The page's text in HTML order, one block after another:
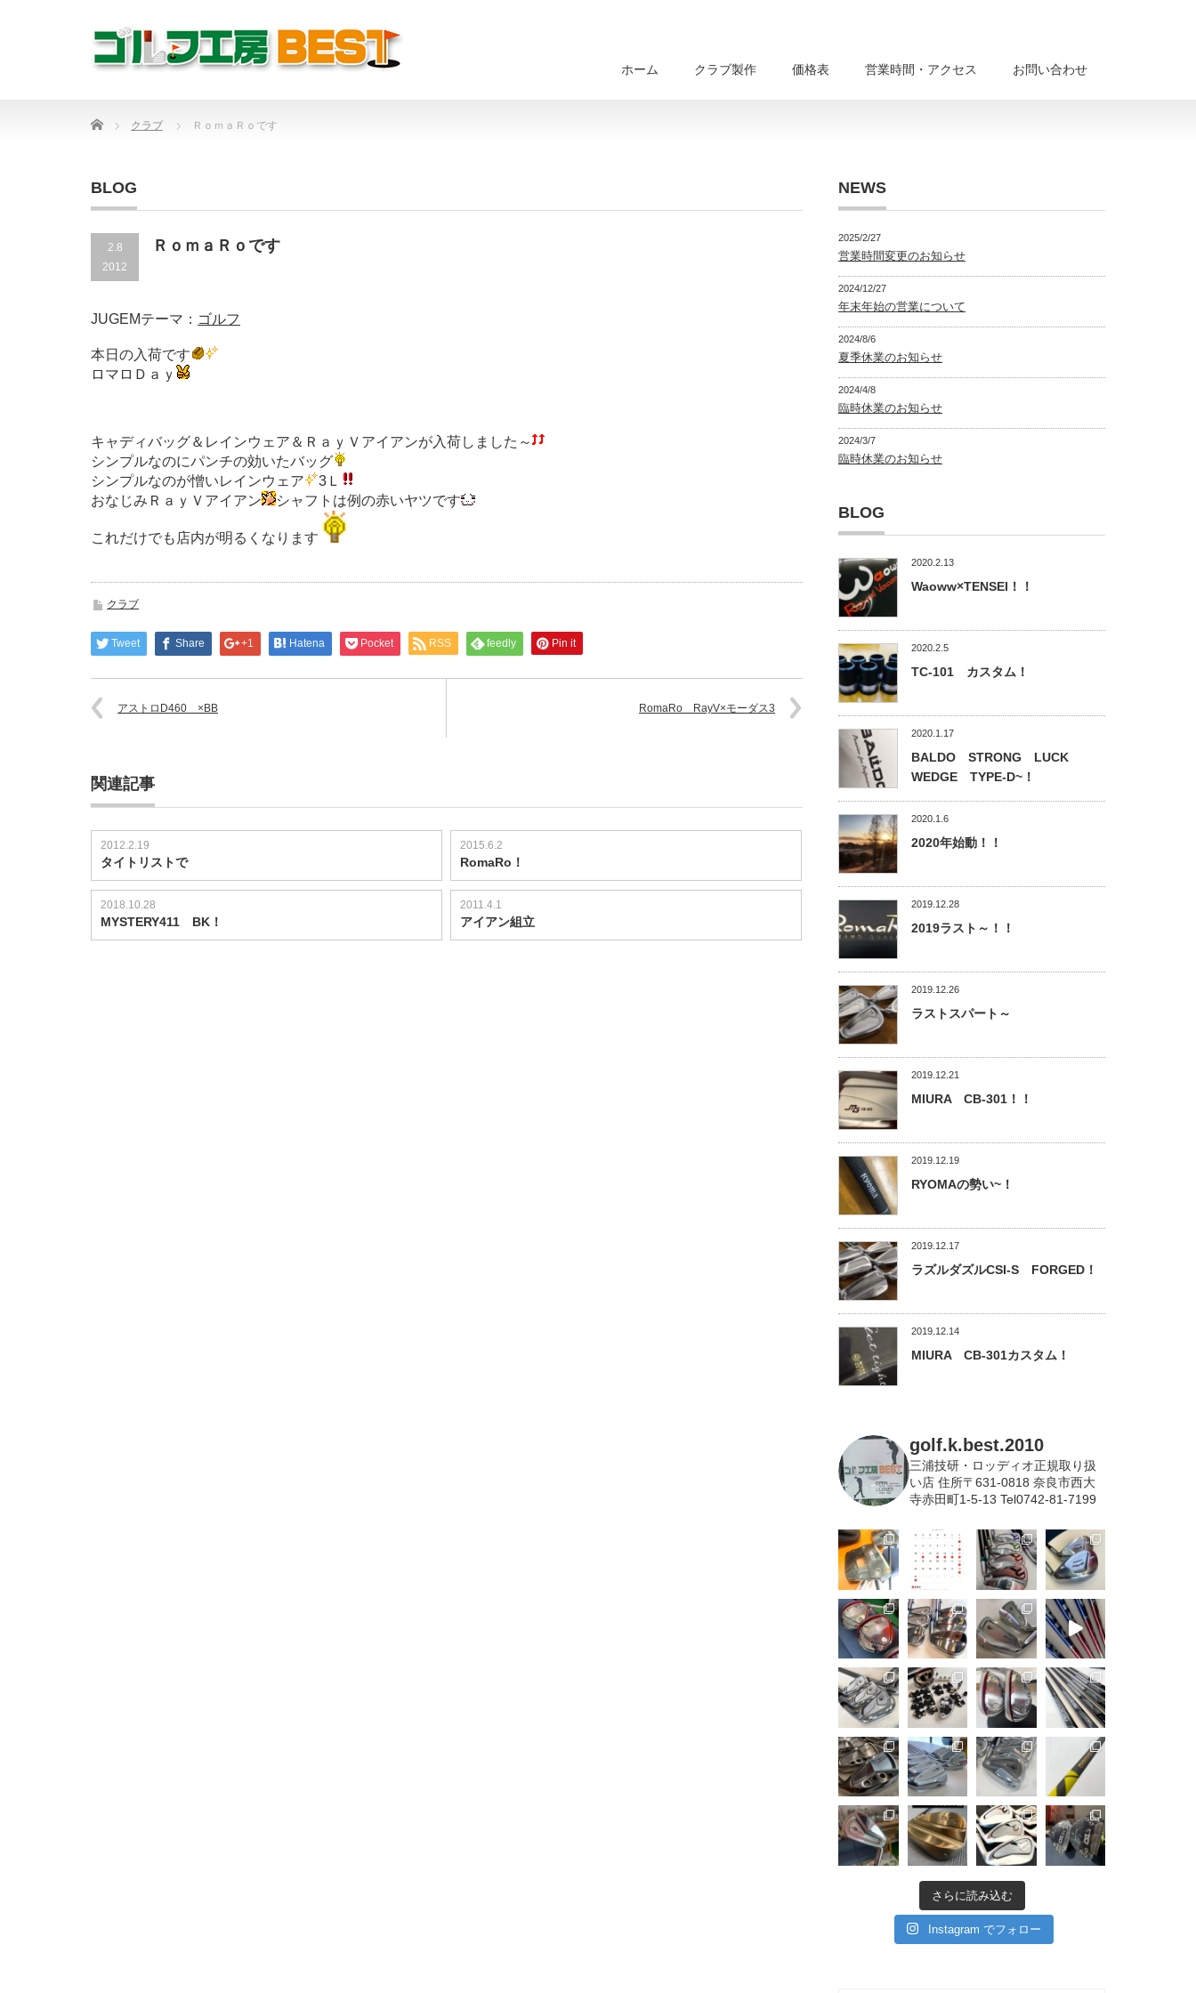
ホーム クラブ製作 価格表 営業時間・アクセス お問い合わせ
Home クラブ ＲｏｍａＲｏです
BLOG
2.8
2012
ＲｏｍａＲｏです
JUGEMテーマ： ゴルフ
本日の入荷です
ロマロＤａｙ
キャディバッグ＆レインウェア＆ＲａｙＶアイアンが入荷しました～
シンプルなのにパンチの効いたバッグ
シンプルなのが憎いレインウェア
3Ｌ
おなじみＲａｙＶアイアン
シャフトは例の赤いヤツです
これだけでも店内が明るくなります
クラブ
Tweet Share +1 Hatena Pocket RSS feedly Pin it
アストロD460 ×BB RomaRo RayV×モーダス3
関連記事
2012.2.19
タイトリストで
2015.6.2
RomaRo！
2018.10.28
MYSTERY411 BK！
2011.4.1
アイアン組立
NEWS
2025/2/27
営業時間変更のお知らせ
2024/12/27
年末年始の営業について
2024/8/6
夏季休業のお知らせ
2024/4/8
臨時休業のお知らせ
2024/3/7
臨時休業のお知らせ
BLOG
2020.2.13
Waoww×TENSEI！！
2020.2.5
TC-101 カスタム！
2020.1.17
BALDO STRONG LUCK
WEDGE TYPE-D~！
2020.1.6
2020年始動！！
2019.12.28
2019ラスト～！！
2019.12.26
ラストスパート～
2019.12.21
MIURA CB-301！！
2019.12.19
RYOMAの勢い~！
2019.12.17
ラズルダズルCSI-S FORGED！
2019.12.14
MIURA CB-301カスタム！
golf.k.best.2010
三浦技研・ロッディオ正規取り扱
い店 住所〒631-0818 奈良市西大
寺赤田町1-5-13 Tel0742-81-7199
さらに読み込む
Instagram でフォロー